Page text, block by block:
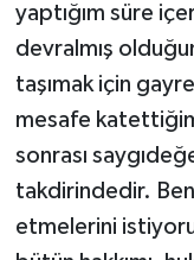
yaptığım süre
devralmış
taşımak için
mesafe
sonrası
takdirindedir. Ben
etmelerini